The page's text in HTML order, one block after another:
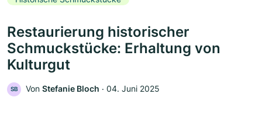
Restaurierung historischer
Schmuckstücke: Erhaltung von
Kulturgut
SB Von Stefanie Bloch ‧ 04. Juni 2025